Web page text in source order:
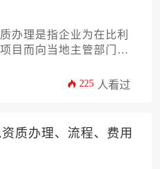
办理是指企业为在比利
目而向当地主管部门申
员配备等多方面审核。
代办服务能显著提升通
225 人看过
质办理、流程、费用